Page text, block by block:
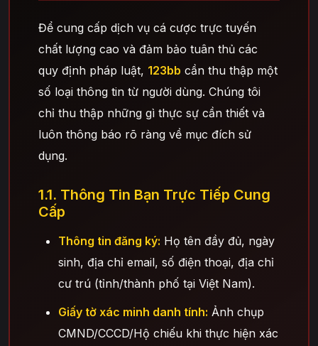
Để cung cấp dịch vụ cá cược trực tuyến
chất lượng cao và đảm bảo tuân thủ các
quy định pháp luật, 123bb cần thu thập một
số loại thông tin từ người dùng. Chúng tôi
chỉ thu thập những gì thực sự cần thiết và
luôn thông báo rõ ràng về mục đích sử
dụng.
1.1. Thông Tin Bạn Trực Tiếp Cung
Cấp
Thông tin đăng ký: Họ tên đầy đủ, ngày
sinh, địa chỉ email, số điện thoại, địa chỉ
cư trú (tỉnh/thành phố tại Việt Nam).
Giấy tờ xác minh danh tính: Ảnh chụp
CMND/CCCD/Hộ chiếu khi thực hiện xác